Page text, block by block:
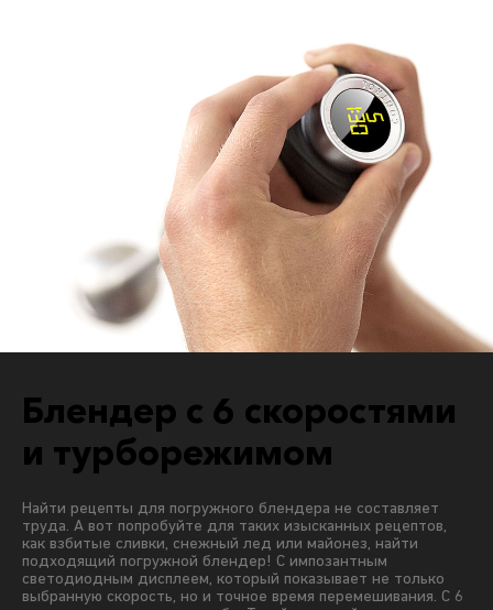
Блендер с 6 скоростями
и турборежимом
Найти рецепты для погружного блендера не составляет
труда. А вот попробуйте для таких изысканных рецептов,
как взбитые сливки, снежный лед или майонез, найти
подходящий погружной блендер! С импозантным
светодиодным дисплеем, который показывает не только
выбранную скорость, но и точное время перемешивания. С 6